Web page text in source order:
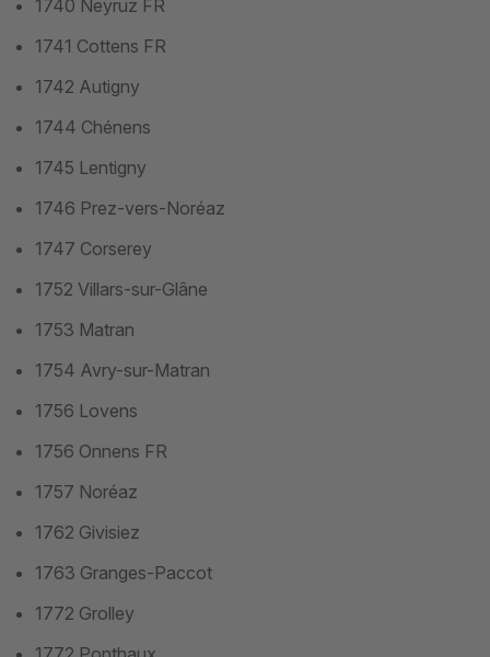
1740 Neyruz FR
1741 Cottens FR
1742 Autigny
1744 Chénens
1745 Lentigny
1746 Prez-vers-Noréaz
1747 Corserey
1752 Villars-sur-Glâne
1753 Matran
1754 Avry-sur-Matran
1756 Lovens
1756 Onnens FR
1757 Noréaz
1762 Givisiez
1763 Granges-Paccot
1772 Grolley